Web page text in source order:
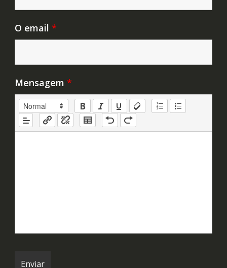
O email *
Mensagem *